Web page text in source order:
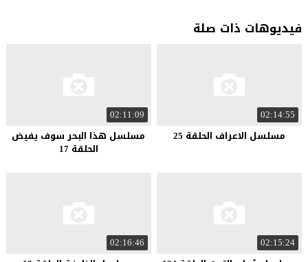
فيديوهات ذات صلة
02:14:55
مسلسل الاعراف الحلقة 25
02:11:09
مسلسل هذا البحر سوف يفيض
الحلقة 17
02:15:24
02:16:46